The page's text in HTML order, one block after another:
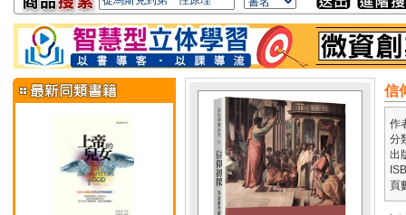
信
作
分
出
頁